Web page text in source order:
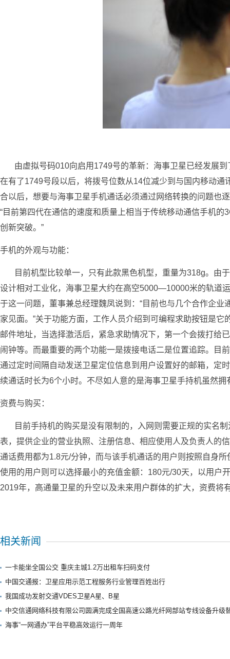
由虚拟号码010向启用1749号的革新：海事卫星已经发展到
在有了1749号段以后，将拨号位数从14位减少到与国内移动
合以后，想要与海事卫星手机通话必须通过网络转换的问题也
“目前第四代在通信的速度和质量上相当于传统移动通信手机
创新突破。”
手机的外观与功能：
目前机型比较单一，只有此款黑色机型，重量为318g。由
设计相对工业化，海事卫星大约在高空5000—10000米的轨道
于这一问题，董事兼总经理魏凤说到：“目前也与几个合作企
家见面。”关于功能方面，工作人员介绍到可编程求助按钮是
邮件地址，当选择激活后，紧急求助情况下，第一个会拨打给
闹钟等。而最重要的两个功能一是拨接电话二是位置追踪。目
通过定时间隔自动发送卫星定位信息到用户设置好的邮箱，定
续通话时长为6个小时。不尽如人意的是海事卫星手持机虽然
资费与购买：
目前手持机的购买是没有限制的，入网则需要正规的实名制
表，提供企业的营业执照、注册信息、相应使用人及负责人
通话费用都为1.8元/分钟，而与该手机通话的用户则按照自身
使用的用户则可以选择最小的充值金额：180元/30天，以用户
2019年，高通量卫星的升空以及未来用户群体的扩大，资费将
相关新闻
一卡能坐全国公交 重庆主城1.2万出租车扫码支付
中国交通报：卫星应用示范工程服务行业管理百姓出行
我国成功发射交通VDES卫星A星、B星
中交信通网络科技有限公司圆满完成全国高速公路光纤网部站专线设备升
海事“一网通办”平台平稳高效运行一周年